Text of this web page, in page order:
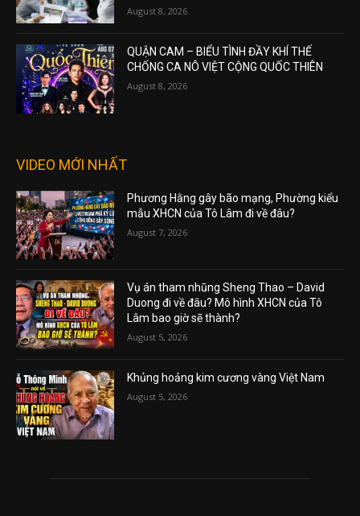
August 8, 2026
QUẬN CAM – BIỂU TÌNH ĐẦY KHÍ THẾ
CHỐNG CA NÔ VIỆT CỘNG QUỐC THIÊN
August 8, 2026
VIDEO MỚI NHẤT
Phương Hằng gây bão mạng, Phường kiểu
mẫu XHCN của Tô Lâm đi về đâu?
August 7, 2026
Vụ án tham nhũng Sheng Thao – David
Duong đi về đâu? Mô hình XHCN của Tô
Lâm bao giờ sẽ thành?
August 5, 2026
Khủng hoảng kim cương vàng Việt Nam
August 5, 2026